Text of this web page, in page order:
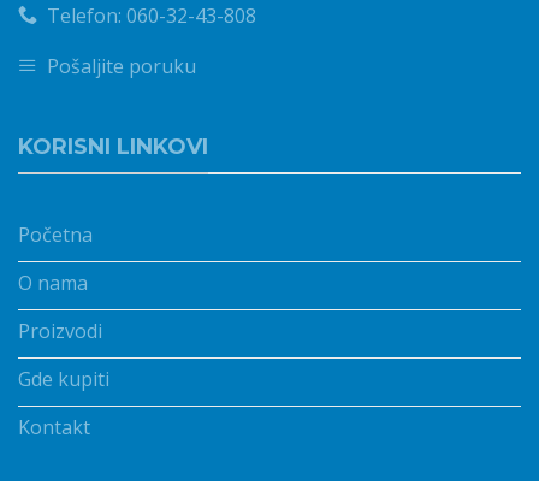
Telefon: 060-32-43-808
Pošaljite poruku
KORISNI LINKOVI
Početna
O nama
Proizvodi
Gde kupiti
Kontakt